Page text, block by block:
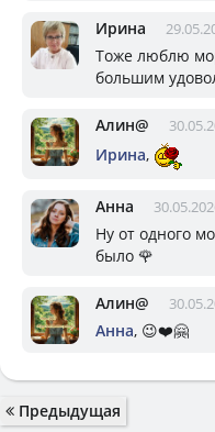
Ирина
Тоже люблю
большим
Алин@
Ирина,
Анна
Ну от одного
было 🌹
Алин@
Анна, 😉❤️🤗
Предыдущая